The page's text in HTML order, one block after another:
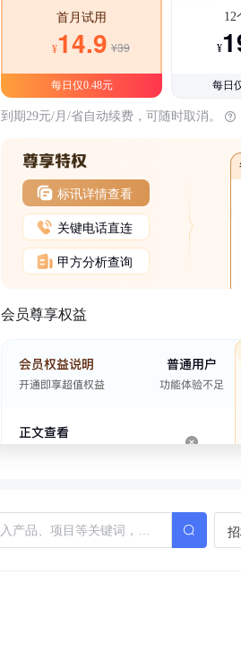
首月试用
¥14.9 ¥39
每日仅0.48元
12
¥
每日
到期29元/月/省自动续费，可随时取消。
标讯详情查看
关键电话直连
甲方分析查询
会员尊享权益